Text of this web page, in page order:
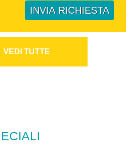
INVIA RICHIESTA
VEDI TUTTE